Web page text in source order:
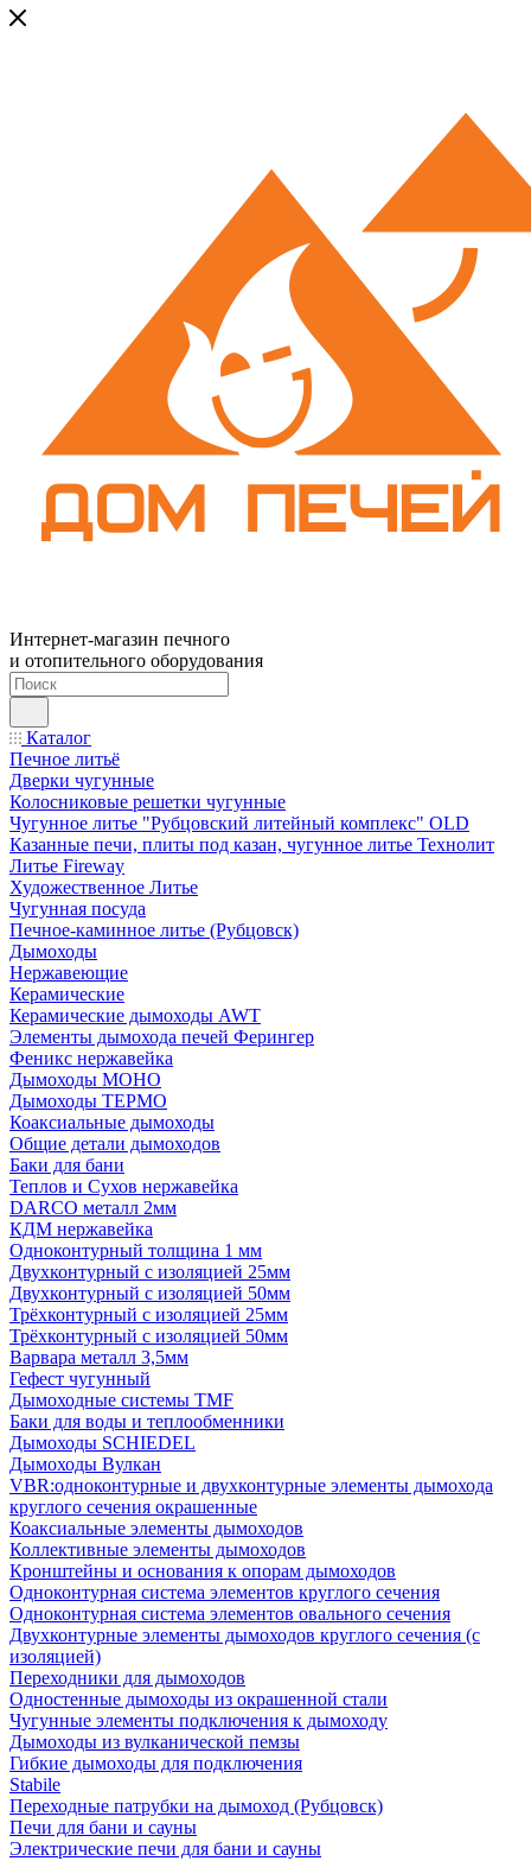
Интернет-магазин печного
и отопительного оборудования
Каталог
Печное литьё
Дверки чугунные
Колосниковые решетки чугунные
Чугунное литье "Рубцовский литейный комплекс" OLD
Казанные печи, плиты под казан, чугунное литье Технолит
Литье Fireway
Художественное Литье
Чугунная посуда
Печное-каминное литье (Рубцовск)
Дымоходы
Нержавеющие
Керамические
Керамические дымоходы AWT
Элементы дымохода печей Ферингер
Феникс нержавейка
Дымоходы МОНО
Дымоходы ТЕРМО
Коаксиальные дымоходы
Общие детали дымоходов
Баки для бани
Теплов и Сухов нержавейка
DARCO металл 2мм
КДМ нержавейка
Одноконтурный толщина 1 мм
Двухконтурный с изоляцией 25мм
Двухконтурный с изоляцией 50мм
Трёхконтурный с изоляцией 25мм
Трёхконтурный с изоляцией 50мм
Варвара металл 3,5мм
Гефест чугунный
Дымоходные системы TMF
Баки для воды и теплообменники
Дымоходы SCHIEDEL
Дымоходы Вулкан
VBR:одноконтурные и двухконтурные элементы дымохода
круглого сечения окрашенные
Коаксиальные элементы дымоходов
Коллективные элементы дымоходов
Кронштейны и основания к опорам дымоходов
Одноконтурная система элементов круглого сечения
Одноконтурная система элементов овального сечения
Двухконтурные элементы дымоходов круглого сечения (с
изоляцией)
Переходники для дымоходов
Одностенные дымоходы из окрашенной стали
Чугунные элементы подключения к дымоходу
Дымоходы из вулканической пемзы
Гибкие дымоходы для подключения
Stabile
Переходные патрубки на дымоход (Рубцовск)
Печи для бани и сауны
Электрические печи для бани и сауны